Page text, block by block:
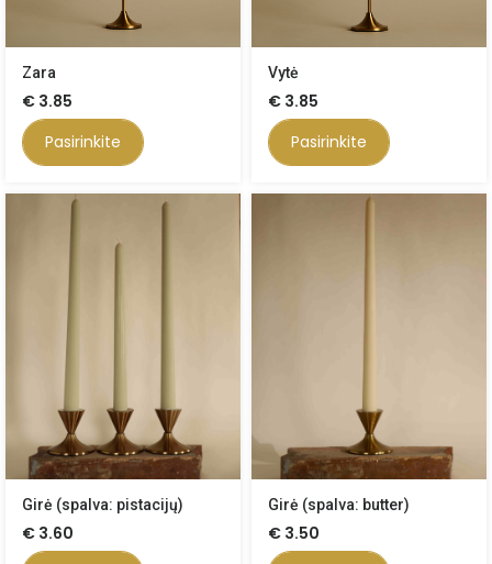
Zara
€ 3.85
Pasirinkite
Vytė
€ 3.85
Pasirinkite
Girė (spalva: pistacijų)
€ 3.60
Girė (spalva: butter)
€ 3.50